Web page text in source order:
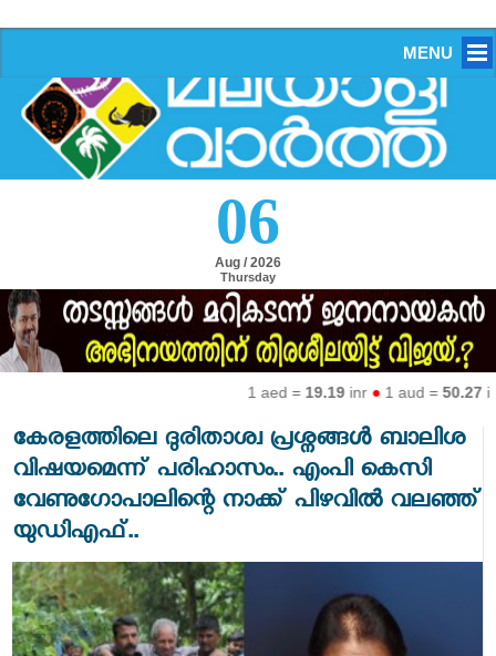
MENU
06
Aug / 2026
Thursday
19.19inr● 1 aud =50.27inr● 1 eur
കേരളത്തിലെ ദുരിതാശ്വ പ്രശ്നങ്ങൾ ബാലിശ
വിഷയമെന്ന് പരിഹാസം.. എംപി കെസി
വേണു​ഗോപാലിന്റെ നാക്ക് പിഴവിൽ വലഞ്ഞ്
യുഡിഎഫ്..